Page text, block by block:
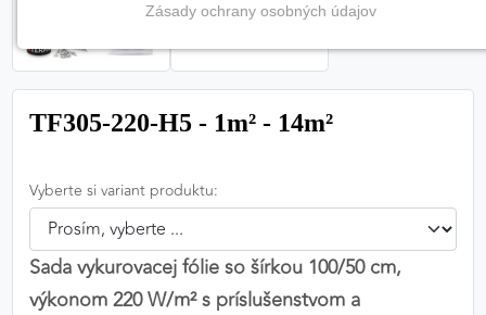
TF305-220-H5 - 1m² - 14m²
Vyberte si variant produktu:
Sada vykurovacej fólie so šírkou 100/50 cm,
výkonom 220 W/m² s príslušenstvom a
(vždy aktívne, nemožno vypnúť)
webovej stránky a bez nich by nebolo možné
Nevyhnutné cookies
PREFERENČNÉ COOKIES
Zásady ochrany osobných údajov